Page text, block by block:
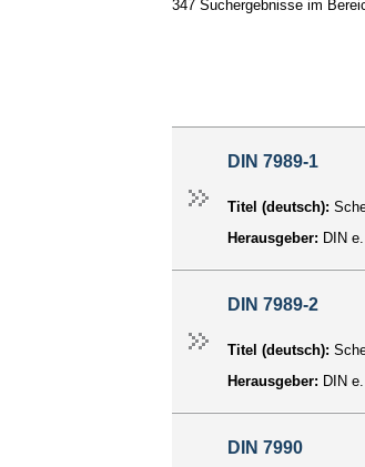
347 Suchergebnisse im
DIN 7989-1
Titel (deutsch):
Herausgeber: DIN e.
DIN 7989-2
Titel (deutsch):
Herausgeber: DIN e.
DIN 7990